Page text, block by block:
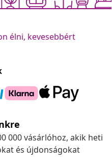
élni, kevesebbért
000 vásárlóhoz, akik heti
és újdonságokat